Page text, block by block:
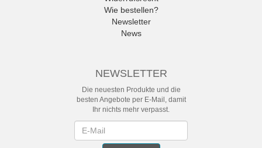
Wie bestellen?
Newsletter
News
NEWSLETTER
Die neuesten Produkte und die
besten Angebote per E-Mail, damit
Ihr nichts mehr verpasst.